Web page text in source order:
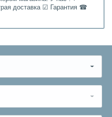
доставка ☑ Гарантия ☎